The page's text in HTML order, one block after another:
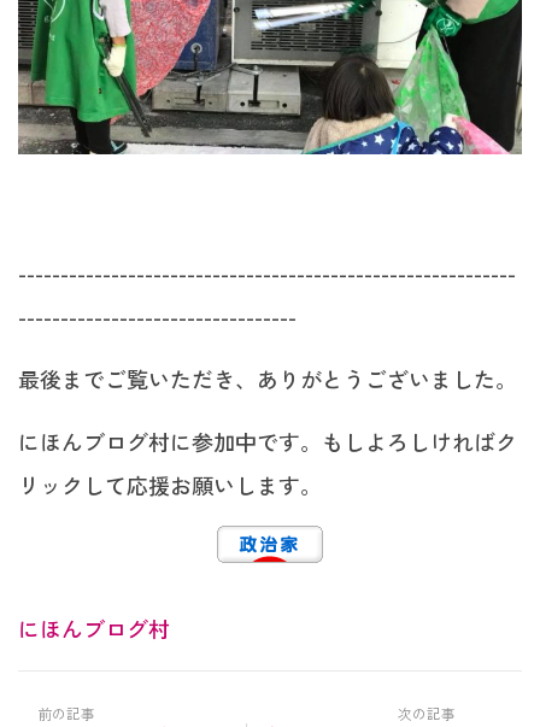
-----------------------------------------------------------
---------------------------------
最後までご覧いただき、ありがとうございました。
にほんブログ村に参加中です。もしよろしければク
リックして応援お願いします。
にほんブログ村
前の記事 次の記事